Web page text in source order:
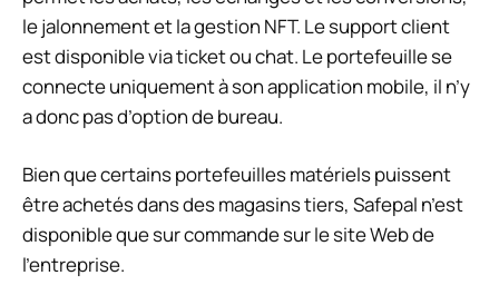
le jalonnement et la gestion NFT. Le support client
est disponible via ticket ou chat. Le portefeuille se
connecte uniquement à son application mobile, il n’y
a donc pas d’option de bureau.
Bien que certains portefeuilles matériels puissent
être achetés dans des magasins tiers, Safepal n’est
disponible que sur commande sur le site Web de
l’entreprise.